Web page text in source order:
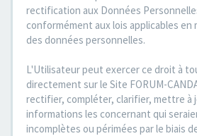
rectification aux Données
conformément aux lois applicables
des données personnelles.
L'Utilisateur peut exercer ce droit à
directement sur le Site FORUM-
rectifier, compléter, clarifier, mettre à
informations les concernant qui
incomplètes ou périmées par le biais